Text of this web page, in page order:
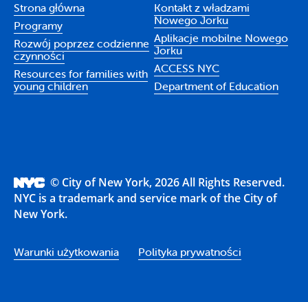
Strona główna
Programy
Rozwój poprzez codzienne
czynności
Resources for families with
young children
Kontakt z władzami
Nowego Jorku
Aplikacje mobilne Nowego
Jorku
ACCESS NYC
Department of Education
© City of New York, 2026 All Rights Reserved.
NYC is a trademark and service mark of the City of
New York.
Warunki użytkowania Polityka prywatności